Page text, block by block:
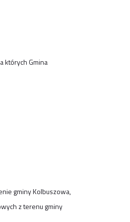
których Gmina
gminy Kolbuszowa,
z terenu gminy